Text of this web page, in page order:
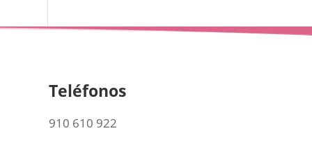
Teléfonos
910 610 922